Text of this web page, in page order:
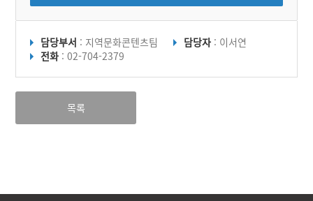
담당부서 : 지역문화콘텐츠팀 담당자 : 이서연
전화 : 02-704-2379
목록